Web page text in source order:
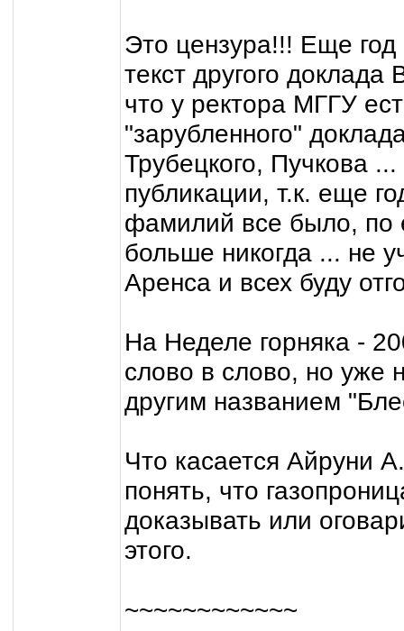
Это цензура!!! Еще год
текст другого
что у ректора МГГУ
"зарубленного"
Трубецкого, Пучкова
публикации, т.к. еще
фамилий все было, по
больше никогда ... не
Аренса и всех буду
На Неделе горняка -
слово в слово, но уже
другим названием
Что касается Айруни
понять, что
доказывать или
этого.
~~~~~~~~~~~~